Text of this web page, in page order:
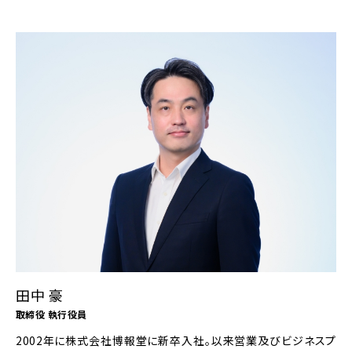
田中 豪
取締役 執行役員
2002年に株式会社博報堂に新卒入社。以来営業及びビジネスプ